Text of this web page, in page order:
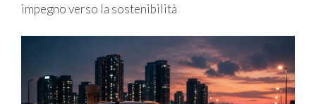
impegno verso la sostenibilità